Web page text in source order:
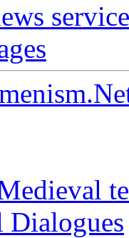
Dialogues